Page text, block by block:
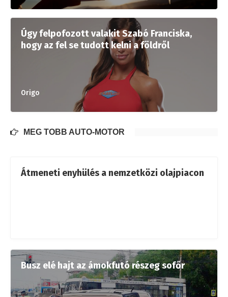
Úgy felpofozott valakit Szabó Franciska,
hogy az fel se tudott kelni a földről
Origo
MÉG TÖBB AUTÓ-MOTOR
Átmeneti enyhülés a nemzetközi olajpiacon
Busz elé hajt az ámokfutó részeg sofőr